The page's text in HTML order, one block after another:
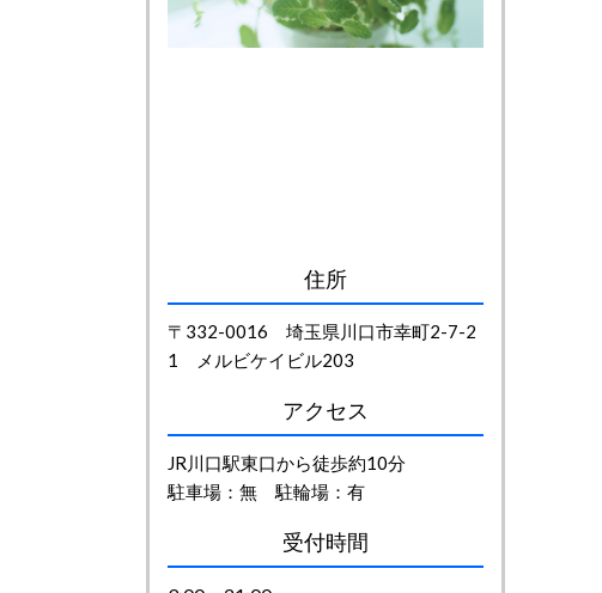
住所
〒332-0016 埼玉県川口市幸町2-7-2
1 メルビケイビル203
アクセス
JR川口駅東口から徒歩約10分
駐車場：無 駐輪場：有
受付時間